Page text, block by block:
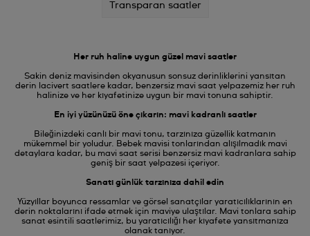
Transparan saatler
Her ruh haline uygun güzel mavi saatler
Sakin deniz mavisinden okyanusun sonsuz derinliklerini yansıtan
derin lacivert saatlere kadar, benzersiz mavi saat yelpazemiz her ruh
halinize ve her kıyafetinize uygun bir mavi tonuna sahiptir.
En iyi yüzünüzü öne çıkarın: mavi kadranlı saatler
Bileğinizdeki canlı bir mavi tonu, tarzınıza güzellik katmanın
mükemmel bir yoludur. Bebek mavisi tonlarından alışılmadık mavi
detaylara kadar, bu mavi saat serisi benzersiz mavi kadranlara sahip
geniş bir saat yelpazesi içeriyor.
Sanatı günlük tarzınıza dahil edin
Yüzyıllar boyunca ressamlar ve görsel sanatçılar yaratıcılıklarının en
derin noktalarını ifade etmek için maviye ulaştılar. Mavi tonlara sahip
sanat esintili saatlerimiz, bu yaratıcılığı her kıyafete yansıtmanıza
olanak tanıyor.